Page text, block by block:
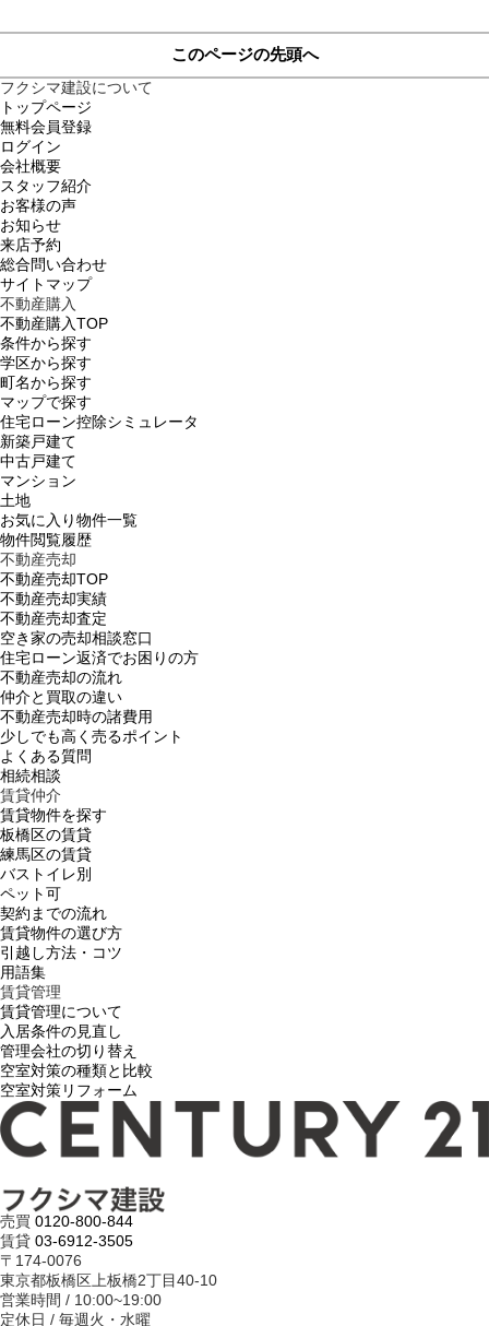
このページの先頭へ
フクシマ建設について
トップページ
無料会員登録
ログイン
会社概要
スタッフ紹介
お客様の声
お知らせ
来店予約
総合問い合わせ
サイトマップ
不動産購入
不動産購入TOP
条件から探す
学区から探す
町名から探す
マップで探す
住宅ローン控除シミュレータ
新築戸建て
中古戸建て
マンション
土地
お気に入り物件一覧
物件閲覧履歴
不動産売却
不動産売却TOP
不動産売却実績
不動産売却査定
空き家の売却相談窓口
住宅ローン返済でお困りの方
不動産売却の流れ
仲介と買取の違い
不動産売却時の諸費用
少しでも高く売るポイント
よくある質問
相続相談
賃貸仲介
賃貸物件を探す
板橋区の賃貸
練馬区の賃貸
バストイレ別
ペット可
契約までの流れ
賃貸物件の選び方
引越し方法・コツ
用語集
賃貸管理
賃貸管理について
入居条件の見直し
管理会社の切り替え
空室対策の種類と比較
空室対策リフォーム
売買 0120-800-844
賃貸 03-6912-3505
〒174-0076
東京都板橋区上板橋2丁目40-10
営業時間 / 10:00~19:00
定休日 / 毎週火・水曜